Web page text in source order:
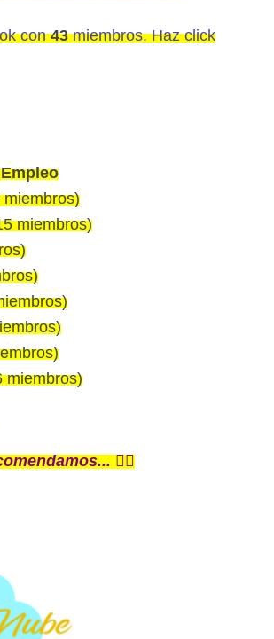
con43miembros. Haz click
miembros)
miembros)
👇🏼